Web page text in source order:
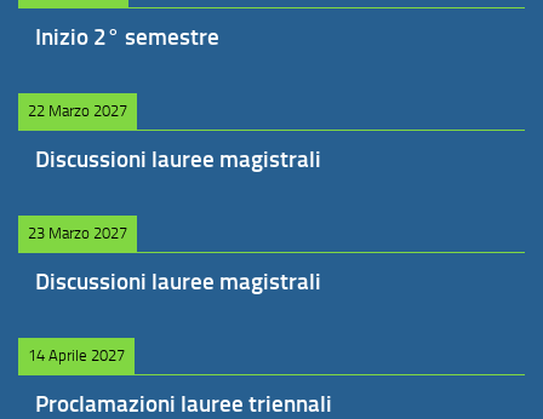
Inizio 2° semestre
22 Marzo 2027
Discussioni lauree magistrali
23 Marzo 2027
Discussioni lauree magistrali
14 Aprile 2027
Proclamazioni lauree triennali